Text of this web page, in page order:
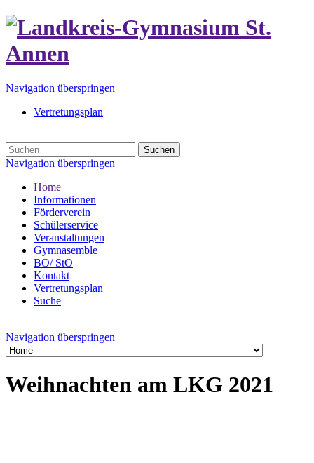
Navigation überspringen
Vertretungsplan
Suchen
Navigation überspringen
Home
Informationen
Förderverein
Schülerservice
Veranstaltungen
Gymnasemble
BO/ StO
Kontakt
Vertretungsplan
Suche
Navigation überspringen
Weihnachten am LKG 2021